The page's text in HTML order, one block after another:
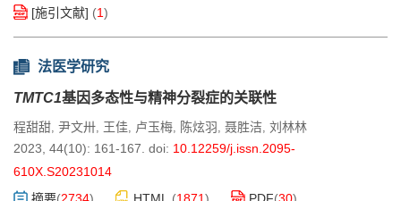
[施引文献] (1)
法医学研究
TMTC1基因多态性与精神分裂症的关联性
程甜甜, 尹文卅, 王佳, 卢玉梅, 陈炫羽 , 聂胜洁, 刘林林
2023, 44(10): 161-167. doi: 10.12259/j.issn.2095-
610X.S20231014